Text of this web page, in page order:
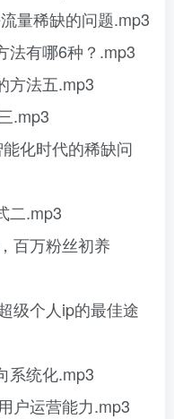
量稀缺的问题.mp3
法有哪6种？.mp3
方法五.mp3
.mp3
化时代的稀缺问
二.mp3
百万粉丝初养
级个人ip的最佳途
系统化.mp3
户运营能力.mp3